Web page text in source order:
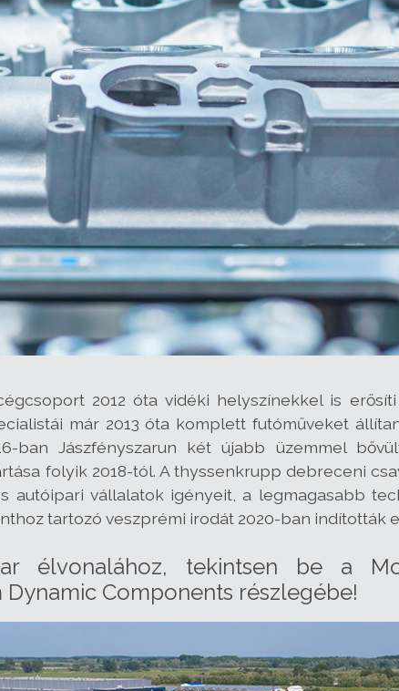
2012 óta vidéki helyszínekkel is
már 2013 óta komplett futóműveket
ban Jászfényszarun két újabb üzemmel
folyik 2018-tól. A thyssenkrupp debreceni
autóipari vállalatok igényeit, a legmagasabb
tartozó veszprémi irodát 2020-ban indították
élvonalához, tekintsen be a
Components részlegébe!